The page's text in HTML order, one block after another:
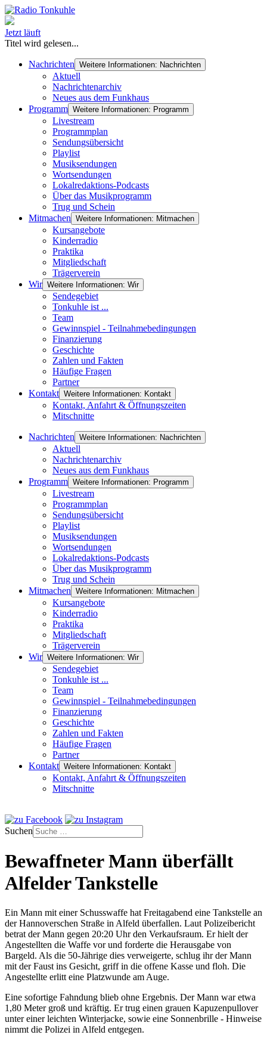
Jetzt läuft
Titel wird gelesen...
Nachrichten Weitere Informationen: Nachrichten
Aktuell
Nachrichtenarchiv
Neues aus dem Funkhaus
Programm Weitere Informationen: Programm
Livestream
Programmplan
Sendungsübersicht
Playlist
Musiksendungen
Wortsendungen
Lokalredaktions-Podcasts
Über das Musikprogramm
Trug und Schein
Mitmachen Weitere Informationen: Mitmachen
Kursangebote
Kinderradio
Praktika
Mitgliedschaft
Trägerverein
Wir Weitere Informationen: Wir
Sendegebiet
Tonkuhle ist ...
Team
Gewinnspiel - Teilnahmebedingungen
Finanzierung
Geschichte
Zahlen und Fakten
Häufige Fragen
Partner
Kontakt Weitere Informationen: Kontakt
Kontakt, Anfahrt & Öffnungszeiten
Mitschnitte
Nachrichten Weitere Informationen: Nachrichten
Aktuell
Nachrichtenarchiv
Neues aus dem Funkhaus
Programm Weitere Informationen: Programm
Livestream
Programmplan
Sendungsübersicht
Playlist
Musiksendungen
Wortsendungen
Lokalredaktions-Podcasts
Über das Musikprogramm
Trug und Schein
Mitmachen Weitere Informationen: Mitmachen
Kursangebote
Kinderradio
Praktika
Mitgliedschaft
Trägerverein
Wir Weitere Informationen: Wir
Sendegebiet
Tonkuhle ist ...
Team
Gewinnspiel - Teilnahmebedingungen
Finanzierung
Geschichte
Zahlen und Fakten
Häufige Fragen
Partner
Kontakt Weitere Informationen: Kontakt
Kontakt, Anfahrt & Öffnungszeiten
Mitschnitte
Suchen
Bewaffneter Mann überfällt
Alfelder Tankstelle
Ein Mann mit einer Schusswaffe hat Freitagabend eine Tankstelle an
der Hannoverschen Straße in Alfeld überfallen. Laut Polizeibericht
betrat der Mann gegen 20:20 Uhr den Verkaufsraum. Er hielt der
Angestellten die Waffe vor und forderte die Herausgabe von
Bargeld. Als die 50-Jährige dies verweigerte, schlug ihr der Mann
mit der Faust ins Gesicht, griff in die offene Kasse und floh. Die
Angestellte erlitt eine Platzwunde am Auge.
Eine sofortige Fahndung blieb ohne Ergebnis. Der Mann war etwa
1,80 Meter groß und kräftig. Er trug einen grauen Kapuzenpullover
unter einer leichten Winterjacke, sowie eine Sonnenbrille - Hinweise
nimmt die Polizei in Alfeld entgegen.